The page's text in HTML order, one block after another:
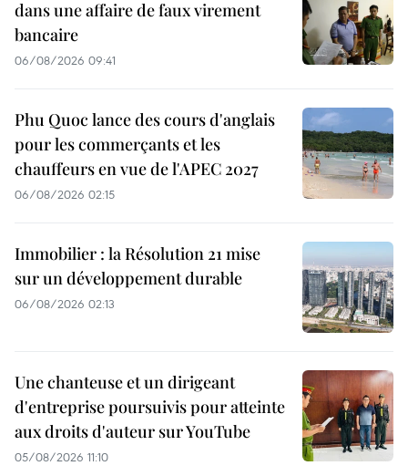
dans une affaire de faux virement
bancaire
06/08/2026 09:41
Phu Quoc lance des cours d'anglais
pour les commerçants et les
chauffeurs en vue de l'APEC 2027
06/08/2026 02:15
Immobilier : la Résolution 21 mise
sur un développement durable
06/08/2026 02:13
Une chanteuse et un dirigeant
d'entreprise poursuivis pour atteinte
aux droits d'auteur sur YouTube
05/08/2026 11:10